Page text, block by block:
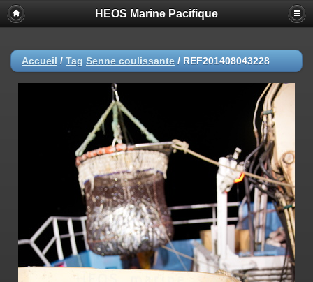
HEOS Marine Pacifique
Accueil / Tag Senne coulissante / REF201408043228